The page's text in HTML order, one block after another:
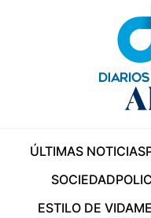
ÚLTIMAS NOTICIAS
SOCIEDAD
ESTILO DE VIDA